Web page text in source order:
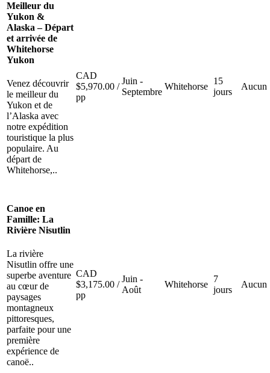
Meilleur du
Yukon &
Alaska – Départ
et arrivée de
Whitehorse
Yukon
Venez découvrir
le meilleur du
Yukon et de
l’Alaska avec
notre expédition
touristique la plus
populaire. Au
départ de
Whitehorse,..
CAD
$5,970.00 /
pp
Juin -
Septembre
Whitehorse
15
jours
Aucun
Canoe en
Famille: La
Rivière Nisutlin
La rivière
Nisutlin offre une
superbe aventure
au cœur de
paysages
montagneux
pittoresques,
parfaite pour une
première
expérience de
canoë..
CAD
$3,175.00 /
pp
Juin -
Août
Whitehorse
7
jours
Aucun